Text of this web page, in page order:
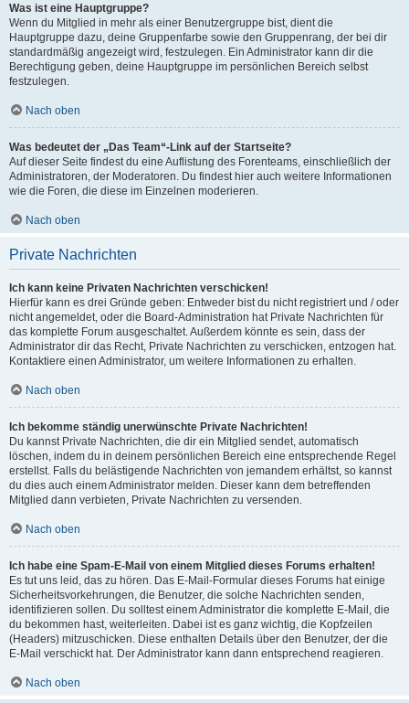
Was ist eine Hauptgruppe?
Wenn du Mitglied in mehr als einer Benutzergruppe bist, dient die
Hauptgruppe dazu, deine Gruppenfarbe sowie den Gruppenrang, der bei dir
standardmäßig angezeigt wird, festzulegen. Ein Administrator kann dir die
Berechtigung geben, deine Hauptgruppe im persönlichen Bereich selbst
festzulegen.
Nach oben
Was bedeutet der „Das Team“-Link auf der Startseite?
Auf dieser Seite findest du eine Auflistung des Forenteams, einschließlich der
Administratoren, der Moderatoren. Du findest hier auch weitere Informationen
wie die Foren, die diese im Einzelnen moderieren.
Nach oben
Private Nachrichten
Ich kann keine Privaten Nachrichten verschicken!
Hierfür kann es drei Gründe geben: Entweder bist du nicht registriert und / oder
nicht angemeldet, oder die Board-Administration hat Private Nachrichten für
das komplette Forum ausgeschaltet. Außerdem könnte es sein, dass der
Administrator dir das Recht, Private Nachrichten zu verschicken, entzogen hat.
Kontaktiere einen Administrator, um weitere Informationen zu erhalten.
Nach oben
Ich bekomme ständig unerwünschte Private Nachrichten!
Du kannst Private Nachrichten, die dir ein Mitglied sendet, automatisch
löschen, indem du in deinem persönlichen Bereich eine entsprechende Regel
erstellst. Falls du belästigende Nachrichten von jemandem erhältst, so kannst
du dies auch einem Administrator melden. Dieser kann dem betreffenden
Mitglied dann verbieten, Private Nachrichten zu versenden.
Nach oben
Ich habe eine Spam-E-Mail von einem Mitglied dieses Forums erhalten!
Es tut uns leid, das zu hören. Das E-Mail-Formular dieses Forums hat einige
Sicherheitsvorkehrungen, die Benutzer, die solche Nachrichten senden,
identifizieren sollen. Du solltest einem Administrator die komplette E-Mail, die
du bekommen hast, weiterleiten. Dabei ist es ganz wichtig, die Kopfzeilen
(Headers) mitzuschicken. Diese enthalten Details über den Benutzer, der die
E-Mail verschickt hat. Der Administrator kann dann entsprechend reagieren.
Nach oben